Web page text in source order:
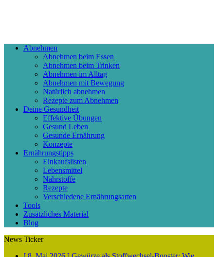
Abnehmen
Abnehmen beim Essen
Abnehmen beim Trinken
Abnehmen im Alltag
Abnehmen mit Bewegung
Natürlich abnehmen
Rezepte zum Abnehmen
Deine Gesundheit
Effektive Übungen
Gesund Leben
Gesunde Ernährung
Konzepte
Ernährungstipps
Einkaufslisten
Lebensmittel
Nährstoffe
Rezepte
Verschiedene Ernährungsarten
Tools
Zusätzliches Material
Blog
News Ticker